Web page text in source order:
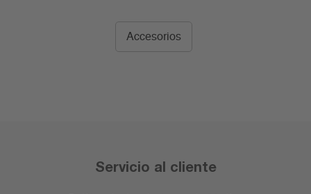
Accesorios
Servicio al cliente